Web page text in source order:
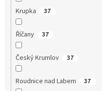
Krupka 37
Říčany 37
Český Krumlov 37
Roudnice nad Labem 37